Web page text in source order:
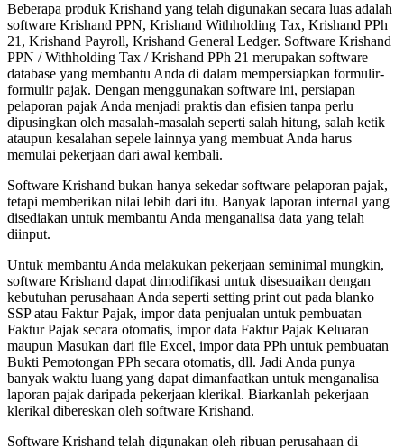
Beberapa produk Krishand yang telah digunakan secara luas adalah
software Krishand PPN, Krishand Withholding Tax, Krishand PPh
21, Krishand Payroll, Krishand General Ledger. Software Krishand
PPN / Withholding Tax / Krishand PPh 21 merupakan software
database yang membantu Anda di dalam mempersiapkan formulir-
formulir pajak. Dengan menggunakan software ini, persiapan
pelaporan pajak Anda menjadi praktis dan efisien tanpa perlu
dipusingkan oleh masalah-masalah seperti salah hitung, salah ketik
ataupun kesalahan sepele lainnya yang membuat Anda harus
memulai pekerjaan dari awal kembali.
Software Krishand bukan hanya sekedar software pelaporan pajak,
tetapi memberikan nilai lebih dari itu. Banyak laporan internal yang
disediakan untuk membantu Anda menganalisa data yang telah
diinput.
Untuk membantu Anda melakukan pekerjaan seminimal mungkin,
software Krishand dapat dimodifikasi untuk disesuaikan dengan
kebutuhan perusahaan Anda seperti setting print out pada blanko
SSP atau Faktur Pajak, impor data penjualan untuk pembuatan
Faktur Pajak secara otomatis, impor data Faktur Pajak Keluaran
maupun Masukan dari file Excel, impor data PPh untuk pembuatan
Bukti Pemotongan PPh secara otomatis, dll. Jadi Anda punya
banyak waktu luang yang dapat dimanfaatkan untuk menganalisa
laporan pajak daripada pekerjaan klerikal. Biarkanlah pekerjaan
klerikal dibereskan oleh software Krishand.
Software Krishand telah digunakan oleh ribuan perusahaan di